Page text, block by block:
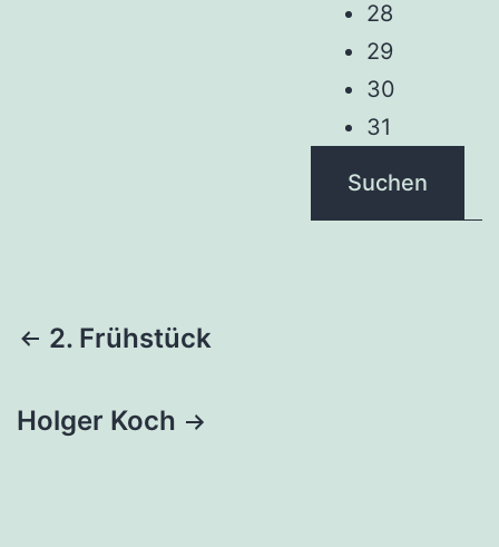
28
29
30
31
Suchen
Beitragsnavigation
2. Frühstück
Holger Koch